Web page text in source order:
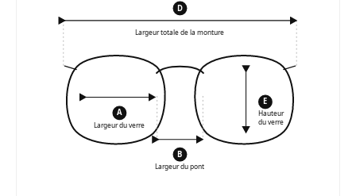
D
Largeur totale de la monture
A
Largeur du verre
B
Largeur du pont
E
Hauteur
du verre